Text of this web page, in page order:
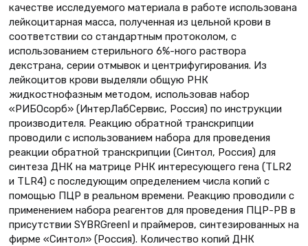
качестве исследуемого материала в работе использована
лейкоцитарная масса, полученная из цельной крови в
соответствии со стандартным протоколом, с
использованием стерильного 6%-ного раствора
декстрана, серии отмывок и центрифугирования. Из
лейкоцитов крови выделяли общую РНК
жидкостнофазным методом, использовав набор
«РИБОсорб» (ИнтерЛабСервис, Россия) по инструкции
производителя. Реакцию обратной транскрипции
проводили с использованием набора для проведения
реакции обратной транскрипции (Синтол, Россия) для
синтеза ДНК на матрице РНК интересующего гена (TLR2
и TLR4) с последующим определением числа копий с
помощью ПЦР в реальном времени. Реакцию проводили с
применением набора реагентов для проведения ПЦР-РВ в
присутствии SYBRGreenI и праймеров, синтезированных на
фирме «Синтол» (Россия). Количество копий ДНК